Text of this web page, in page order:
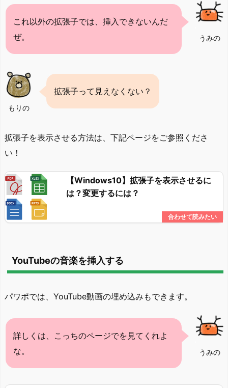
うみの
これ以外の拡張子では、挿入できないんだ
ぜ。
もりの
拡張子って見えなくない？
拡張子を表示させる方法は、下記ページをご参照くださ
い！
【Windows10】拡張子を表示させるに
は？変更するには？
YouTubeの音楽を挿入する
パワポでは、YouTube動画の埋め込みもできます。
うみの
詳しくは、こっちのページでを見てくれよ
な。